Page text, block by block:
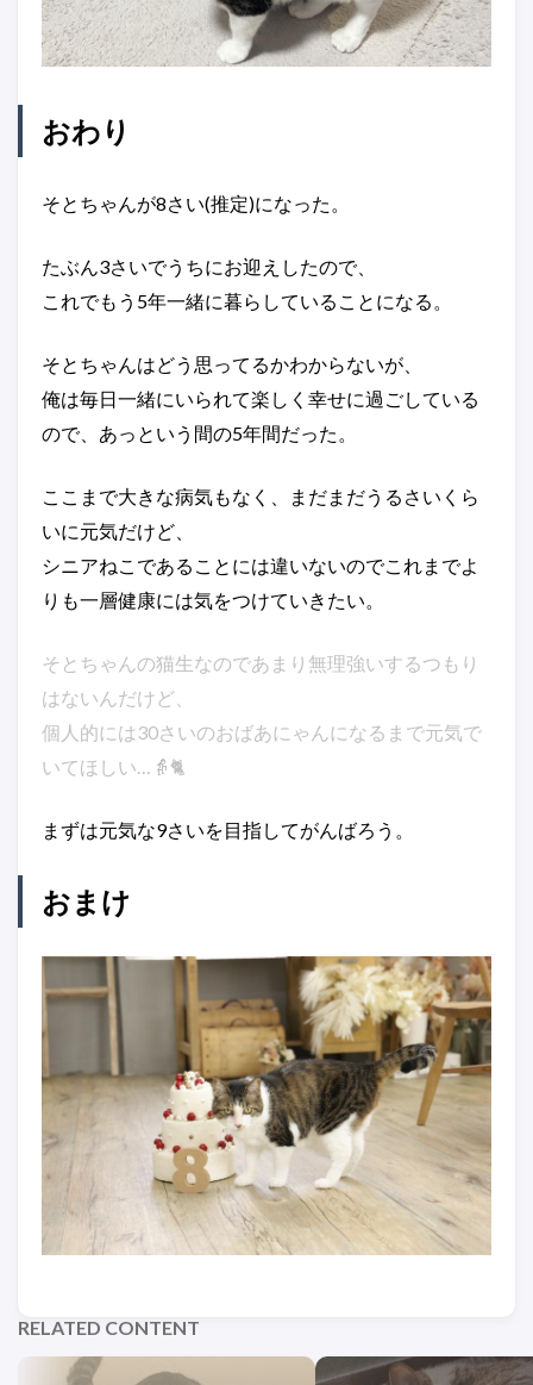
おわり
そとちゃんが8さい(推定)になった。
たぶん3さいでうちにお迎えしたので、
これでもう5年一緒に暮らしていることになる。
そとちゃんはどう思ってるかわからないが、
俺は毎日一緒にいられて楽しく幸せに過ごしている
ので、あっという間の5年間だった。
ここまで大きな病気もなく、まだまだうるさいくら
いに元気だけど、
シニアねこであることには違いないのでこれまでよ
りも一層健康には気をつけていきたい。
そとちゃんの猫生なのであまり無理強いするつもり
はないんだけど、
個人的には30さいのおばあにゃんになるまで元気で
いてほしい…👵🐈
まずは元気な9さいを目指してがんばろう。
おまけ
RELATED CONTENT